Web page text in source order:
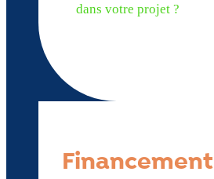
dans votre projet ?
Financement